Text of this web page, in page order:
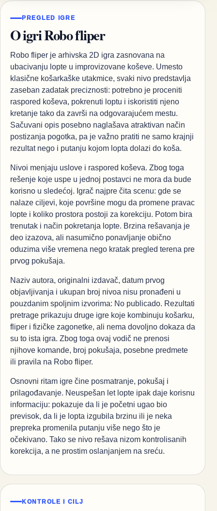
PREGLED IGRE
O igri Robo fliper
Robo fliper je arhivska 2D igra zasnovana na
ubacivanju lopte u improvizovane koševe. Umesto
klasične košarkaške utakmice, svaki nivo predstavlja
zaseban zadatak preciznosti: potrebno je proceniti
raspored koševa, pokrenuti loptu i iskoristiti njeno
kretanje tako da završi na odgovarajućem mestu.
Sačuvani opis posebno naglašava atraktivan način
postizanja pogotka, pa je važno pratiti ne samo krajnji
rezultat nego i putanju kojom lopta dolazi do koša.
Nivoi menjaju uslove i raspored koševa. Zbog toga
rešenje koje uspe u jednoj postavci ne mora da bude
korisno u sledećoj. Igrač najpre čita scenu: gde se
nalaze ciljevi, koje površine mogu da promene pravac
lopte i koliko prostora postoji za korekciju. Potom bira
trenutak i način pokretanja lopte. Brzina rešavanja je
deo izazova, ali nasumično ponavljanje obično
oduzima više vremena nego kratak pregled terena pre
prvog pokušaja.
Naziv autora, originalni izdavač, datum prvog
objavljivanja i ukupan broj nivoa nisu pronađeni u
pouzdanim spoljnim izvorima: No publicado. Rezultati
pretrage prikazuju druge igre koje kombinuju košarku,
fliper i fizičke zagonetke, ali nema dovoljno dokaza da
su to ista igra. Zbog toga ovaj vodič ne prenosi
njihove komande, broj pokušaja, posebne predmete
ili pravila na Robo fliper.
Osnovni ritam igre čine posmatranje, pokušaj i
prilagođavanje. Neuspešan let lopte ipak daje korisnu
informaciju: pokazuje da li je početni ugao bio
previsok, da li je lopta izgubila brzinu ili je neka
prepreka promenila putanju više nego što je
očekivano. Tako se nivo rešava nizom kontrolisanih
korekcija, a ne prostim oslanjanjem na sreću.
KONTROLE I CILJ